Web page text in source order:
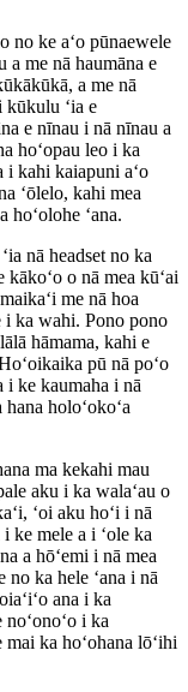
no ke aʻo pūnaewele
a me nā haumāna e
a me nā
kūkulu ʻia e
e nīnau i nā nīnau a
hoʻopau leo i ka
i kahi kaiapuni aʻo
ʻōlelo, kahi mea
hoʻolohe ʻana.
nā headset no ka
o nā mea kūʻai
me nā hoa
i ka wahi. Pono pono
hāmama, kahi e
pū nā poʻo
i ke kaumaha i nā
holoʻokoʻa
ma kekahi mau
aku i ka walaʻau o
ʻoi aku hoʻi i nā
ke mele a i ʻole ka
a hōʻemi i nā mea
no ka hele ʻana i nā
ana i ka
i ka
ka hoʻohana lōʻihi